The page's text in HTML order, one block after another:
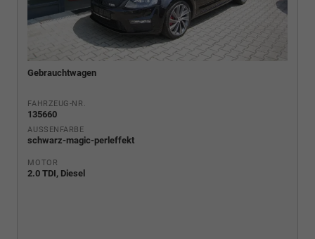
Gebrauchtwagen
FAHRZEUG-NR.
135660
AUSSENFARBE
schwarz-magic-perleffekt
MOTOR
2.0 TDI, Diesel